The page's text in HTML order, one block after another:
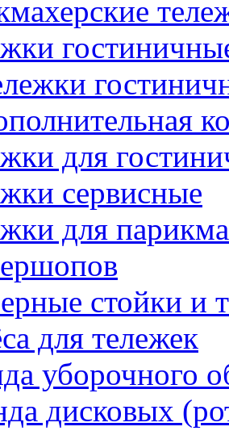
для
сервисные
для
стойки и
для тележек
уборочного
дисковых